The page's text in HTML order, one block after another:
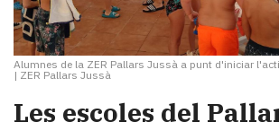
Alumnes de la ZER Pallars Jussà a punt d'iniciar
| ZER Pallars Jussà
Les escoles del